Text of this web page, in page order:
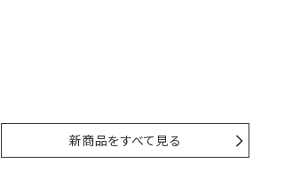
新商品をすべて見る